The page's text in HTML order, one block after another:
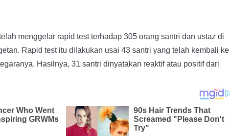
menggelar rapid test terhadap 305 orang santri dan ustaz di
Rapid test itu dilakukan usai 43 santri yang telah kembali ke
Hasilnya, 31 santri dinyatakan reaktif atau positif dari